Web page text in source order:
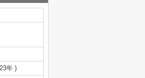
年 )